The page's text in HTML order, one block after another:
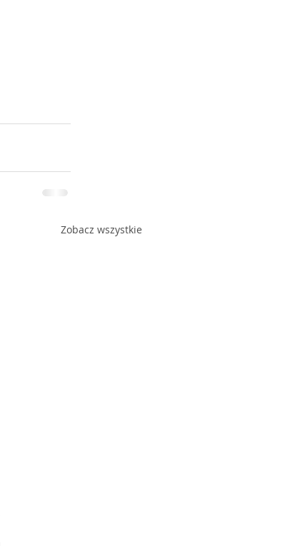
Zobacz wszystkie